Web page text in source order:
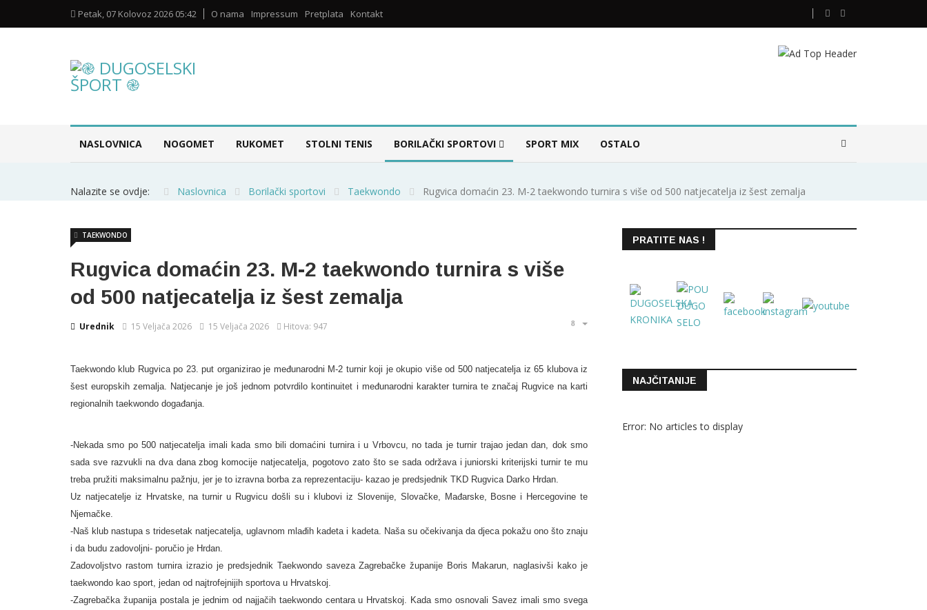
Petak, 07 Kolovoz 2026 05:42 O nama Impressum Pretplata Kontakt
NASLOVNICA NOGOMET RUKOMET STOLNI TENIS BORILAČKI SPORTOVI SPORT MIX OSTALO
Nalazite se ovdje: Naslovnica Borilački sportovi Taekwondo Rugvica domaćin 23. M-2 taekwondo turnira s više od 500 natjecatelja iz šest zemalja
Rugvica domaćin 23. M-2 taekwondo turnira s više
od 500 natjecatelja iz šest zemalja
Urednik
TAEKWONDO
15 Veljača 2026 15 Veljača 2026 Hitova: 947
Taekwondo klub Rugvica po 23. put organizirao je međunarodni M-2 turnir koji je okupio više od 500 natjecatelja iz 65 klubova iz
šest europskih zemalja. Natjecanje je još jednom potvrdilo kontinuitet i međunarodni karakter turnira te značaj Rugvice na karti
regionalnih taekwondo događanja.
-Nekada smo po 500 natjecatelja imali kada smo bili domaćini turnira i u Vrbovcu, no tada je turnir trajao jedan dan, dok smo
sada sve razvukli na dva dana zbog komocije natjecatelja, pogotovo zato što se sada održava i juniorski kriterijski turnir te mu
treba pružiti maksimalnu pažnju, jer je to izravna borba za reprezentaciju- kazao je predsjednik TKD Rugvica Darko Hrdan.
Uz natjecatelje iz Hrvatske, na turnir u Rugvicu došli su i klubovi iz Slovenije, Slovačke, Mađarske, Bosne i Hercegovine te
Njemačke.
-Naš klub nastupa s tridesetak natjecatelja, uglavnom mlađih kadeta i kadeta. Naša su očekivanja da djeca pokažu ono što znaju
i da budu zadovoljni- poručio je Hrdan.
Zadovoljstvo rastom turnira izrazio je predsjednik Taekwondo saveza Zagrebačke županije Boris Makarun, naglasivši kako je
taekwondo kao sport, jedan od najtrofejnijih sportova u Hrvatskoj.
-Zagrebačka županija postala je jednim od najjačih taekwondo centara u Hrvatskoj. Kada smo osnovali Savez imali smo svega
PRATITE NAS !
NAJČITANIJE
Error: No articles to display